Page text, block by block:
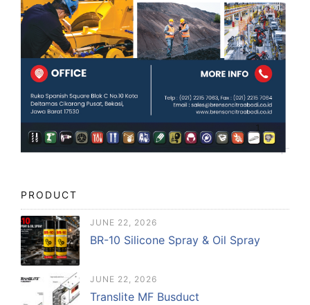
PRODUCT
JUNE 22, 2026
BR-10 Silicone Spray & Oil Spray
JUNE 22, 2026
Translite MF Busduct